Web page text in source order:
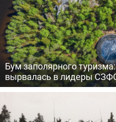
Бум заполярного
вырвалась в лидеры